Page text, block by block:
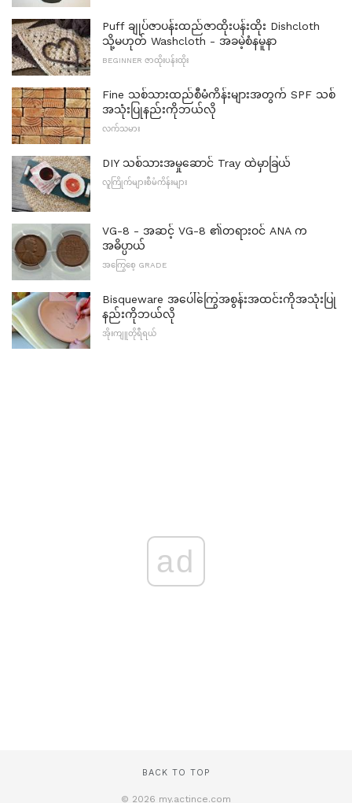
Puff ချုပ်ဇာပန်းထည်ဇာထိုးပန်းထိုး Dishcloth
သို့မဟုတ် Washcloth - အခမဲ့စံနမူနာ
BEGINNER ဇာထိုးပန်းထိုး
Fine သစ်သားထည်စီမံကိန်းများအတွက် SPF သစ်
အသုံးပြုနည်းကိုဘယ်လို
လက်သမား
DIY သစ်သားအမှုဆောင် Tray ထဲမှာခြယ်
လူကြိုက်များစီမံကိန်းများ
VG-8 - အဆင့် VG-8 ၏တရားဝင် ANA က
အဓိပ္ပာယ်
အကြွေစေ့ GRADE
Bisqueware အပေါ်ကြွေအစွန်းအထင်းကိုအသုံးပြု
နည်းကိုဘယ်လို
အိုးကျူတိုရီရယ်
ad
BACK TO TOP
© 2026 my.actince.com